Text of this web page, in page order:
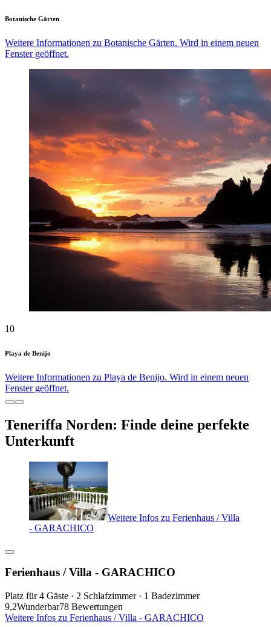
Botanische Gärten
Weitere Informationen zu Botanische Gärten. Wird in einem neuen
Fenster geöffnet.
10
Playa de Benijo
Weitere Informationen zu Playa de Benijo. Wird in einem neuen
Fenster geöffnet.
Teneriffa Norden: Finde deine perfekte
Unterkunft
Weitere Infos zu Ferienhaus / Villa
- GARACHICO
Ferienhaus / Villa - GARACHICO
Platz für 4 Gäste · 2 Schlafzimmer · 1 Badezimmer
9,2Wunderbar78 Bewertungen
Weitere Infos zu Ferienhaus / Villa - GARACHICO